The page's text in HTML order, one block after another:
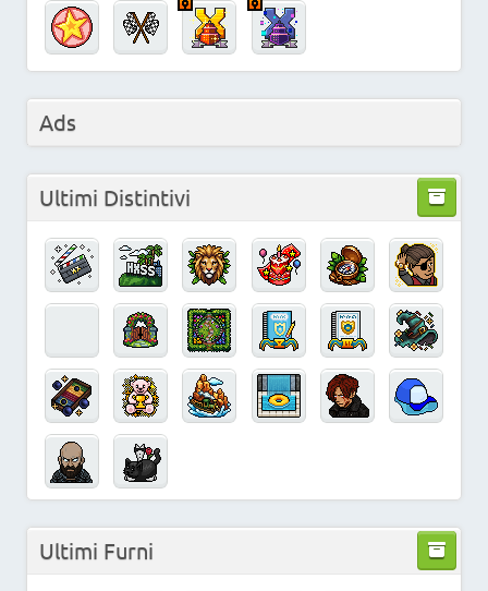
Ads
Ultimi Distintivi
Ultimi Furni